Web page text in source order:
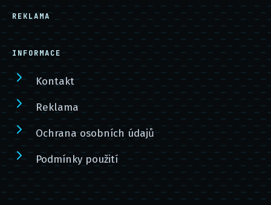
REKLAMA
INFORMACE
Kontakt
Reklama
Ochrana osobních údajů
Podmínky použití